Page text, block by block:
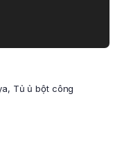
, Tủ ủ bột công